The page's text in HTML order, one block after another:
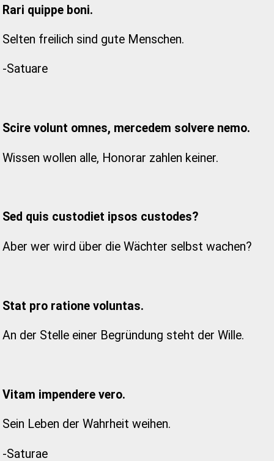
Rari quippe boni.
Selten freilich sind gute Menschen.
-Satuare
Scire volunt omnes, mercedem solvere nemo.
Wissen wollen alle, Honorar zahlen keiner.
Sed quis custodiet ipsos custodes?
Aber wer wird über die Wächter selbst wachen?
Stat pro ratione voluntas.
An der Stelle einer Begründung steht der Wille.
Vitam impendere vero.
Sein Leben der Wahrheit weihen.
-Saturae